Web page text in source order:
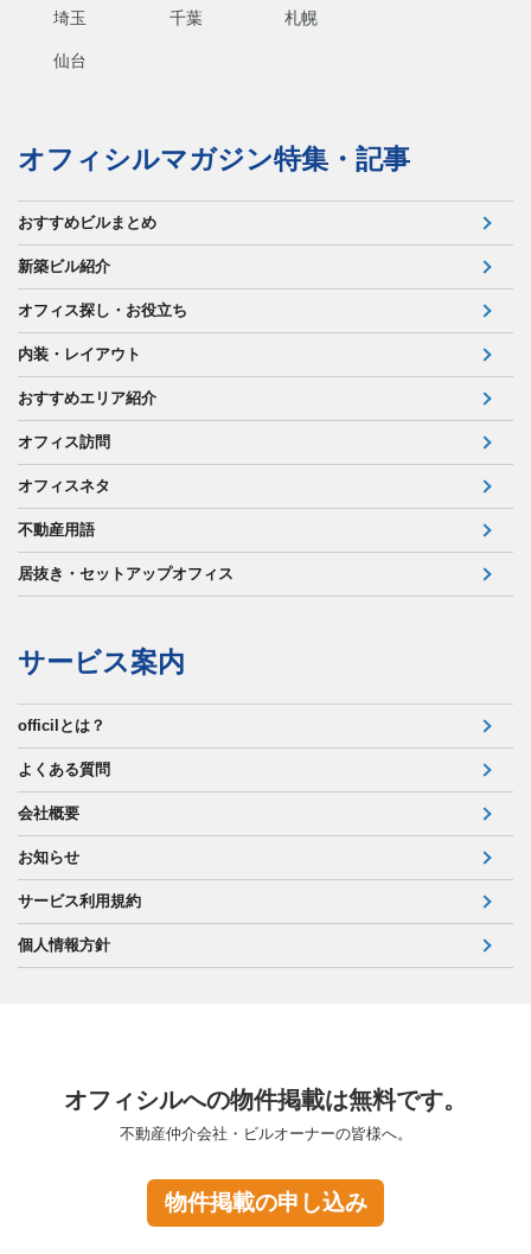
埼玉 千葉 札幌
仙台
オフィシルマガジン特集・記事
おすすめビルまとめ
新築ビル紹介
オフィス探し・お役立ち
内装・レイアウト
おすすめエリア紹介
オフィス訪問
オフィスネタ
不動産用語
居抜き・セットアップオフィス
サービス案内
officilとは？
よくある質問
会社概要
お知らせ
サービス利用規約
個人情報方針
オフィシルへの物件掲載は無料です。
不動産仲介会社・ビルオーナーの皆様へ。
物件掲載の申し込み